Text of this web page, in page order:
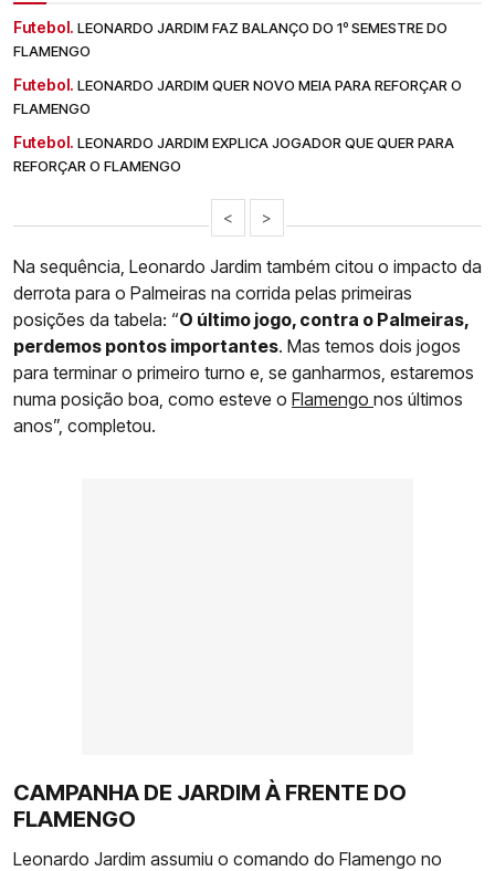
Futebol. LEONARDO JARDIM FAZ BALANÇO DO 1º SEMESTRE DO
FLAMENGO
Futebol. LEONARDO JARDIM QUER NOVO MEIA PARA REFORÇAR O
FLAMENGO
Futebol. LEONARDO JARDIM EXPLICA JOGADOR QUE QUER PARA
REFORÇAR O FLAMENGO
< >
Na sequência, Leonardo Jardim também citou o impacto da
derrota para o Palmeiras na corrida pelas primeiras
posições da tabela: “O último jogo, contra o Palmeiras,
perdemos pontos importantes. Mas temos dois jogos
para terminar o primeiro turno e, se ganharmos, estaremos
numa posição boa, como esteve o Flamengo nos últimos
anos”, completou.
CAMPANHA DE JARDIM À FRENTE DO
FLAMENGO
Leonardo Jardim assumiu o comando do Flamengo no